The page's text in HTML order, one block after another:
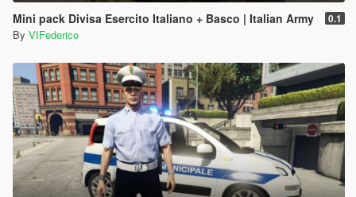
Mini pack Divisa Esercito Italiano + Basco | Italian Army 0.1
By VIFederico